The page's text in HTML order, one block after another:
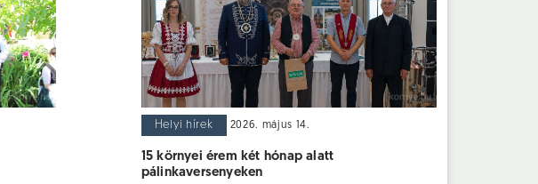
Helyi hírek 2026. május 14.
15 környei érem két hónap alatt
pálinkaversenyeken